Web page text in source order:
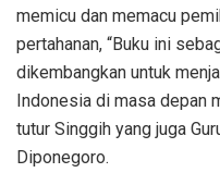
memicu dan memacu
pertahanan, “Buku ini
dikembangkan untuk
Indonesia di masa depan
tutur Singgih yang juga
Diponegoro.